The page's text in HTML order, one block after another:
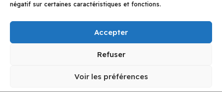
négatif sur certaines caractéristiques et fonctions.
Accepter
Refuser
Voir les préférences
CGU–Cookies
internet sur-mesure
Création site vitrine– Création site e-commerce